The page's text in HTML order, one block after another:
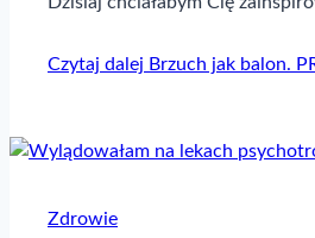
Czytaj dalej Brzuch jak balon.
Zdrowie